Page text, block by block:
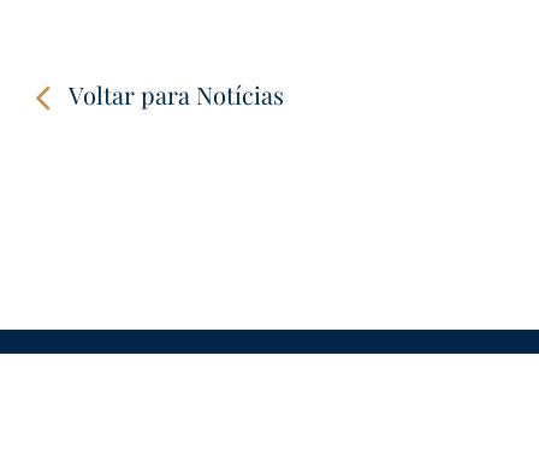
Voltar para Notícias